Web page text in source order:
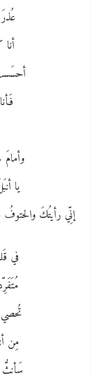
يا
إنِّي رأيتُكَ
في
تُحصي
مِن